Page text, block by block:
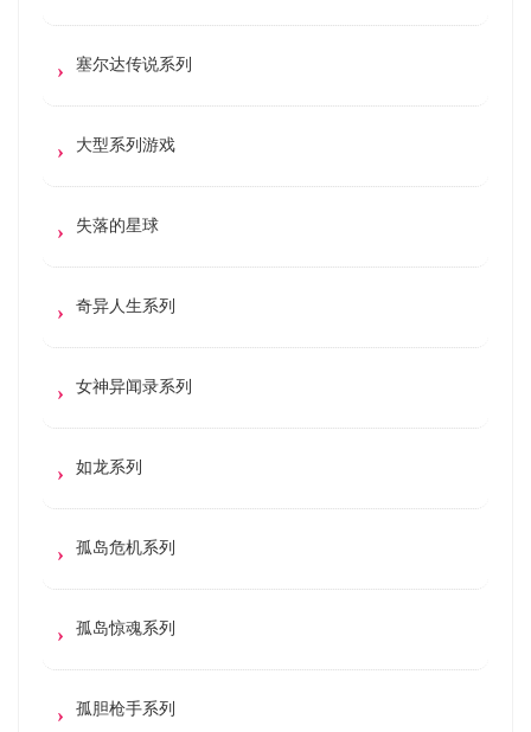
塞尔达传说系列
大型系列游戏
失落的星球
奇异人生系列
女神异闻录系列
如龙系列
孤岛危机系列
孤岛惊魂系列
孤胆枪手系列